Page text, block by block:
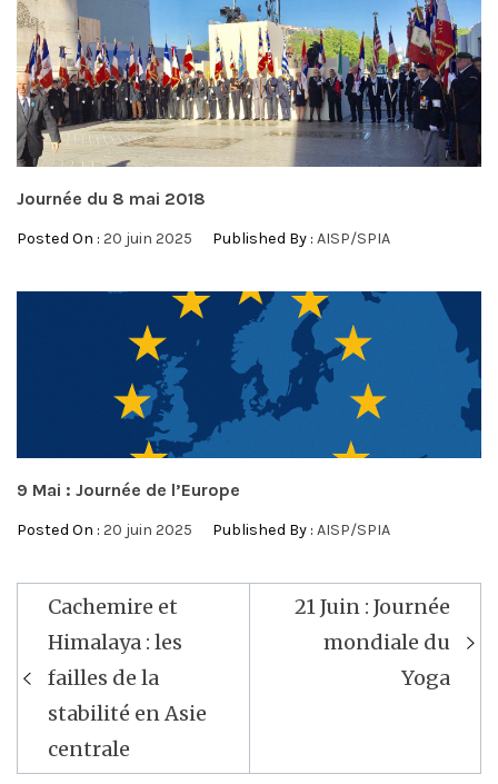
Journée du 8 mai 2018
Posted On : 20 juin 2025 Published By : AISP/SPIA
9 Mai : Journée de l’Europe
Posted On : 20 juin 2025 Published By : AISP/SPIA
Navigation
de
l’article
Cachemire et
Himalaya : les
failles de la
stabilité en Asie
centrale
21 Juin : Journée
mondiale du
Yoga